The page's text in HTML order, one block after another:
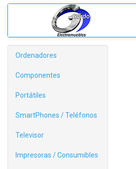
Ordenadores
Componentes
Portátiles
SmartPhones / Teléfonos
Televisor
Impresoras / Consumibles